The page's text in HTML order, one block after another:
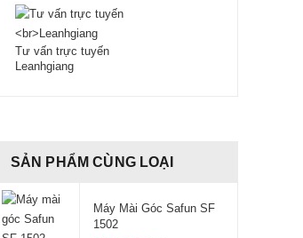
Tư vấn trực tuyến
Leanhgiang
SẢN PHẨM CÙNG LOẠI
Máy Mài Góc Safun SF
1502